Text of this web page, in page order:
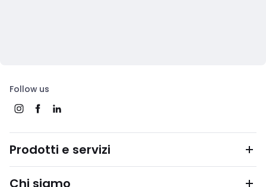
Follow us
Prodotti e servizi
Chi siamo